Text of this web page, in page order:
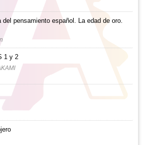
del pensamiento español. La edad de oro.
1 y 2